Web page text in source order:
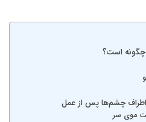
است؟
اطراف چشم‌ها پس از عمل
موی سر